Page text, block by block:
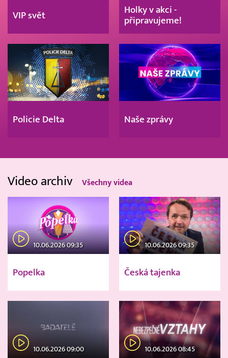
VIP svět
Holky v akci -
připravujeme!
Policie Delta Naše zprávy
Video archiv Všechny videa
10.06.2026 09:35
Popelka
10.06.2026 09:35
Česká tajenka
10.06.2026 09:00 10.06.2026 08:45